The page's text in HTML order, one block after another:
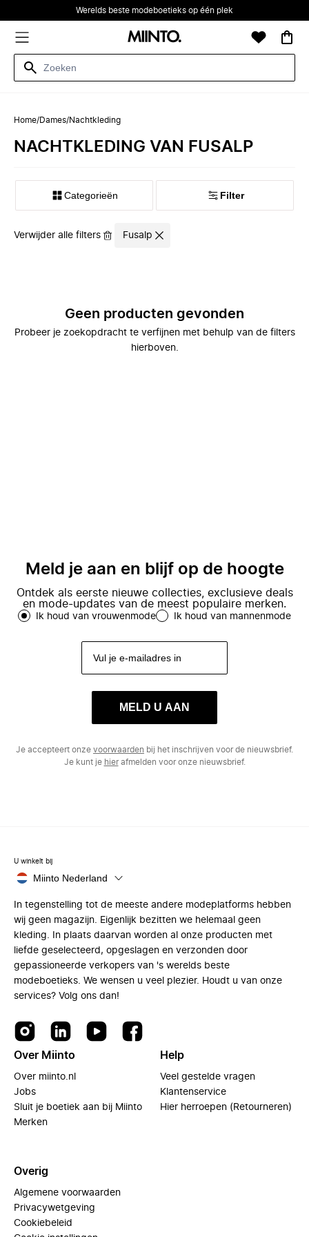
Werelds beste modeboetieks op één plek
Home/Dames/Nachtkleding
NACHTKLEDING VAN FUSALP
Categorieën Filter
Verwijder alle filters Fusalp
Geen producten gevonden
Probeer je zoekopdracht te verfijnen met behulp van de filters
hierboven.
Meld je aan en blijf op de hoogte
Ontdek als eerste nieuwe collecties, exclusieve deals
en mode-updates van de meest populaire merken.
Ik houd van vrouwenmode Ik houd van mannenmode
MELD U AAN
Je accepteert onze voorwaarden bij het inschrijven voor de nieuwsbrief.
Je kunt je hierafmelden voor onze nieuwsbrief.
U winkelt bij
Miinto Nederland
In tegenstelling tot de meeste andere modeplatforms hebben
wij geen magazijn. Eigenlijk bezitten we helemaal geen
kleding. In plaats daarvan worden al onze producten met
liefde geselecteerd, opgeslagen en verzonden door
gepassioneerde verkopers van 's werelds beste
modeboetieks. We wensen u veel plezier. Houdt u van onze
services? Volg ons dan!
Over Miinto
Over miinto.nl
Jobs
Sluit je boetiek aan bij Miinto
Merken
Help
Veel gestelde vragen
Klantenservice
Hier herroepen (Retourneren)
Overig
Algemene voorwaarden
Privacywetgeving
Cookiebeleid